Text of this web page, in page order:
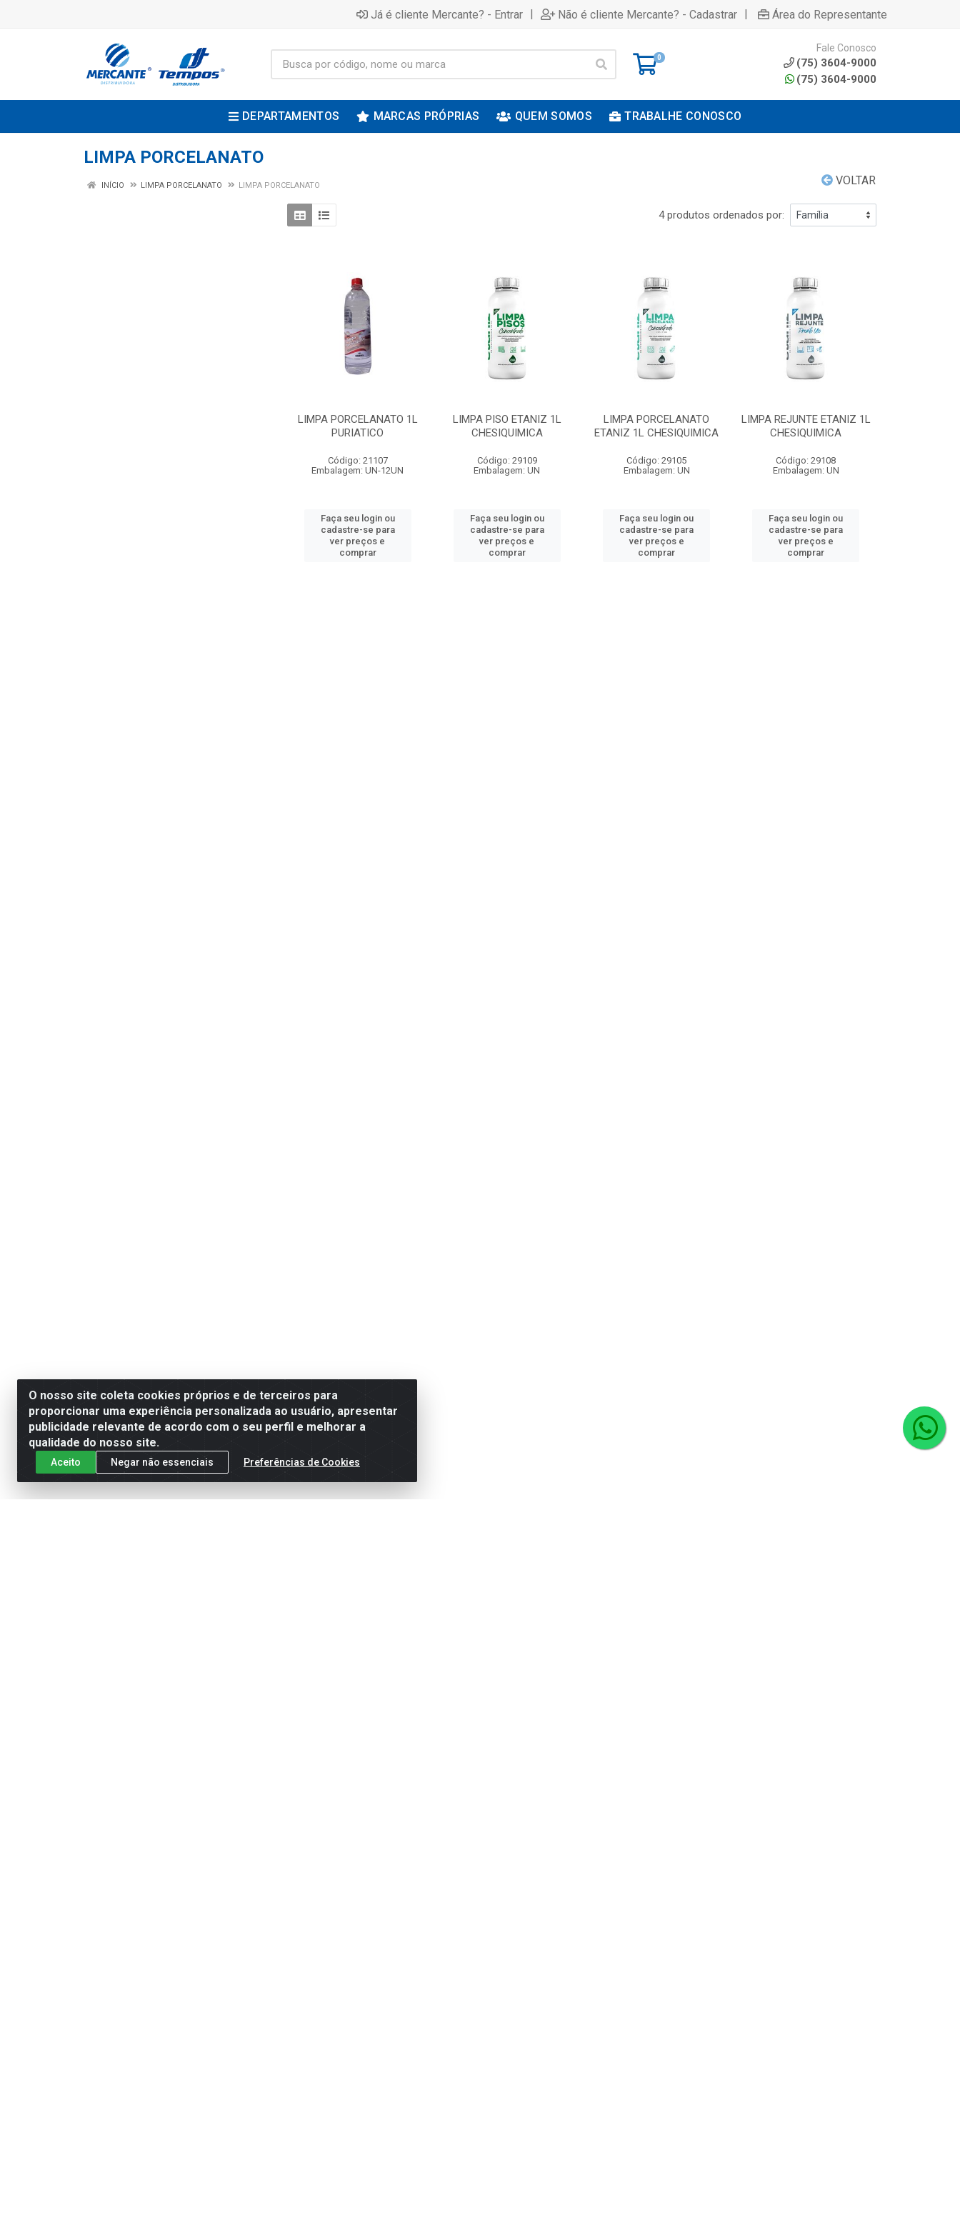
Já é cliente Mercante? - Entrar | Não é cliente Mercante? - Cadastrar | Área do Representante
0
Fale Conosco
(75) 3604-9000
(75) 3604-9000
DEPARTAMENTOS MARCAS PRÓPRIAS QUEM SOMOS TRABALHE CONOSCO
LIMPA PORCELANATO
VOLTAR
INÍCIO LIMPA PORCELANATO LIMPA PORCELANATO
4 produtos ordenados por:
LIMPA PORCELANATO 1L
PURIATICO
Código: 21107
Embalagem: UN-12UN
Faça seu login ou
cadastre-se para
ver preços e
comprar
LIMPA PISO ETANIZ 1L
CHESIQUIMICA
Código: 29109
Embalagem: UN
Faça seu login ou
cadastre-se para
ver preços e
comprar
LIMPA PORCELANATO
ETANIZ 1L CHESIQUIMICA
Código: 29105
Embalagem: UN
Faça seu login ou
cadastre-se para
ver preços e
comprar
LIMPA REJUNTE ETANIZ 1L
CHESIQUIMICA
Código: 29108
Embalagem: UN
Faça seu login ou
cadastre-se para
ver preços e
comprar
O nosso site coleta cookies próprios e de terceiros para
proporcionar uma experiência personalizada ao usuário, apresentar
publicidade relevante de acordo com o seu perfil e melhorar a
qualidade do nosso site.
Aceito Negar não essenciais Preferências de Cookies